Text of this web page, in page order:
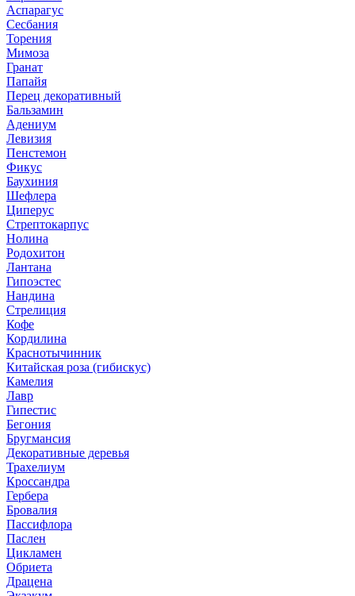
Аспарагус
Сесбания
Торения
Мимоза
Гранат
Папайя
Перец декоративный
Бальзамин
Адениум
Левизия
Пенстемон
Фикус
Баухиния
Шефлера
Циперус
Стрептокарпус
Нолина
Родохитон
Лантана
Гипоэстес
Нандина
Стрелиция
Кофе
Кордилина
Краснотычинник
Китайская роза (гибискус)
Камелия
Лавр
Гипестис
Бегония
Бругмансия
Декоративные деревья
Трахелиум
Кроссандра
Гербера
Бровалия
Пассифлора
Паслен
Цикламен
Обриета
Драцена